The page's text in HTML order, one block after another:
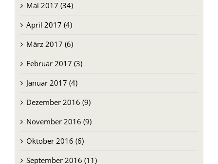
Mai 2017 (34)
April 2017 (4)
März 2017 (6)
Februar 2017 (3)
Januar 2017 (4)
Dezember 2016 (9)
November 2016 (9)
Oktober 2016 (6)
September 2016 (11)